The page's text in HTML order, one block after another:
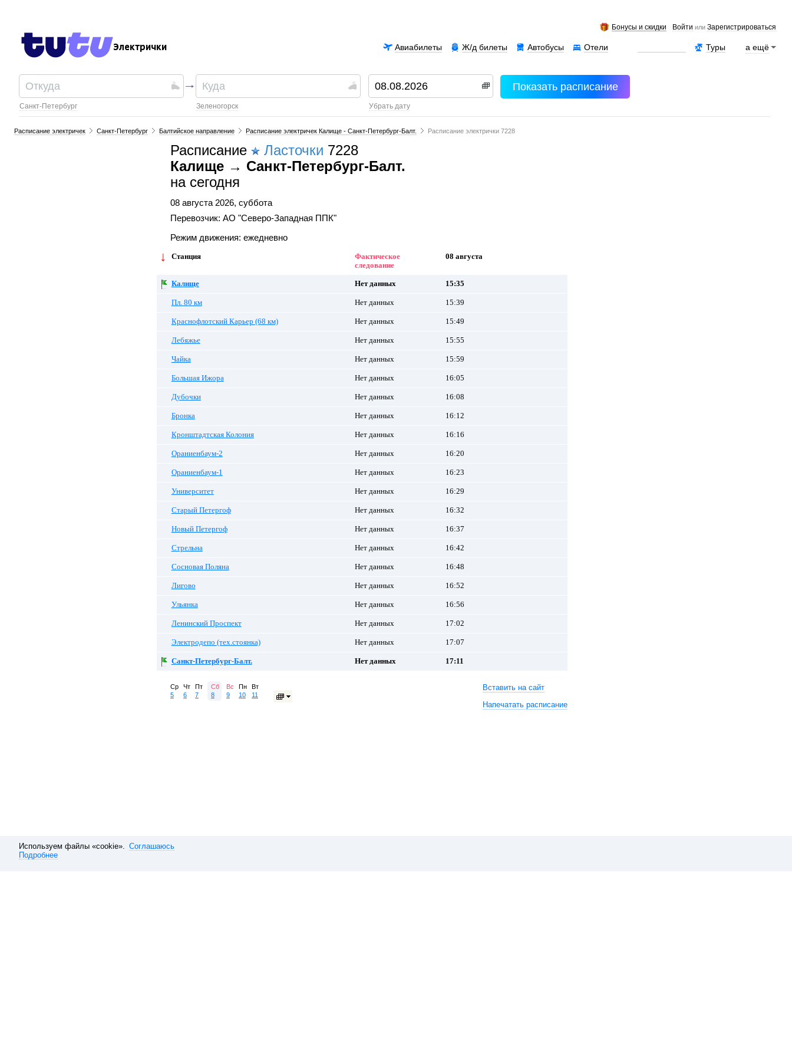
Бонусы и скидки Войти илиЗарегистрироваться
а ещё
Туры
Электрички Отели
Автобусы
Ж/д билеты
Авиабилеты
Санкт-Петербург Зеленогорск убрать дату
Показать расписание
Расписание электричек Санкт-Петербург Балтийское направление Расписание электричек Калище - Санкт-Петербург-Балт. Расписание электрички 7228
Расписание Ласточки 7228
Калище → Санкт-Петербург-Балт.
на сегодня
08 августа 2026, суббота
Перевозчик: АО "Северо-Западная ППК"
Режим движения: ежедневно
Станция
Фактическое
следование
08 августа
Калище Нет данных 15:35
Пл. 80 км Нет данных 15:39
Краснофлотский Карьер (68 км) Нет данных 15:49
Лебяжье Нет данных 15:55
Чайка Нет данных 15:59
Большая Ижора Нет данных 16:05
Дубочки Нет данных 16:08
Бронка Нет данных 16:12
Кронштадтская Колония Нет данных 16:16
Ораниенбаум-2 Нет данных 16:20
Ораниенбаум-1 Нет данных 16:23
Университет Нет данных 16:29
Старый Петергоф Нет данных 16:32
Новый Петергоф Нет данных 16:37
Стрельна Нет данных 16:42
Сосновая Поляна Нет данных 16:48
Лигово Нет данных 16:52
Ульянка Нет данных 16:56
Ленинский Проспект Нет данных 17:02
Электродепо (тех.стоянка) Нет данных 17:07
Санкт-Петербург-Балт. Нет данных 17:11
Ср
5
Чт
6
Пт
7
Сб
8
Вс
9
Пн
10
Вт
11
Вставить на сайт
Напечатать расписание
Используем файлы «cookie». Соглашаюсь
Подробнее